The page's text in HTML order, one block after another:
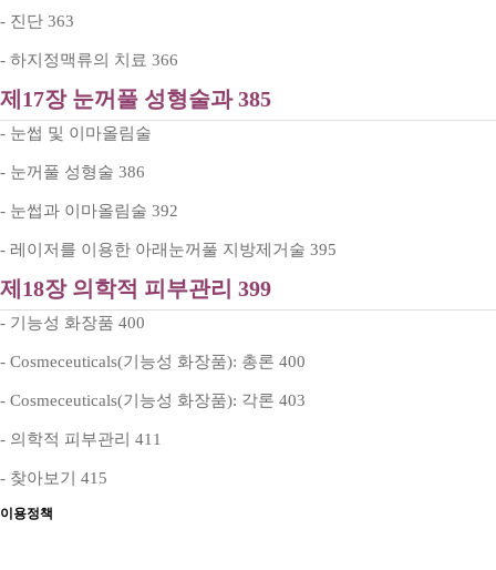
- 진단 363
- 하지정맥류의 치료 366
제17장 눈꺼풀 성형술과 385
- 눈썹 및 이마올림술
- 눈꺼풀 성형술 386
- 눈썹과 이마올림술 392
- 레이저를 이용한 아래눈꺼풀 지방제거술 395
제18장 의학적 피부관리 399
- 기능성 화장품 400
- Cosmeceuticals(기능성 화장품): 총론 400
- Cosmeceuticals(기능성 화장품): 각론 403
- 의학적 피부관리 411
- 찾아보기 415
이용정책